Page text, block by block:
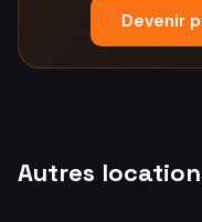
Devenir
Autres